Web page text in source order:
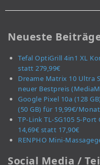
Neueste
Tefal OptiGrill 4in1 XL
statt 279,99€
Dreame Matrix 10 Ultra
neuer Bestpreis
Google Pixel 10a (128
(50 GB) für 19,99€/
TP-Link TL-SG105 5-
14,69€ statt 17,90€
RENPHO Mini-
Social Media /